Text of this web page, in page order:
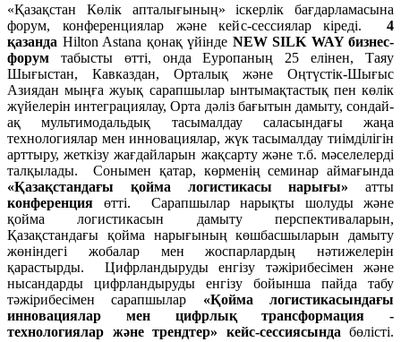
«Қазақстан Көлік апталығының» іскерлік бағдарламасына
форум, конференциялар және кейс-сессиялар кіреді. 4
қазанда Hilton Astana қонақ үйінде NEW SILK WAY бизнес-
форум табысты өтті, онда Еуропаның 25 елінен, Таяу
Шығыстан, Кавказдан, Орталық және Оңтүстік-Шығыс
Азиядан мыңға жуық сарапшылар ынтымақтастық пен көлік
жүйелерін интеграциялау, Орта дәліз бағытын дамыту, сондай-
ақ мультимодальдық тасымалдау саласындағы жаңа
технологиялар мен инновациялар, жүк тасымалдау тиімділігін
арттыру, жеткізу жағдайларын жақсарту және т.б. мәселелерді
талқылады. Сонымен қатар, көрменің семинар аймағында
«Қазақстандағы қойма логистикасы нарығы» атты
конференция өтті. Сарапшылар нарықты шолуды және
қойма логистикасын дамыту перспективаларын,
Қазақстандағы қойма нарығының көшбасшыларын дамыту
жөніндегі жобалар мен жоспарлардың нәтижелерін
қарастырды. Цифрландыруды енгізу тәжірибесімен және
нысандарды цифрландыруды енгізу бойынша пайда табу
тәжірибесімен сарапшылар «Қойма логистикасындағы
инновациялар мен цифрлық трансформация -
технологиялар және трендтер» кейс-сессиясында бөлісті.